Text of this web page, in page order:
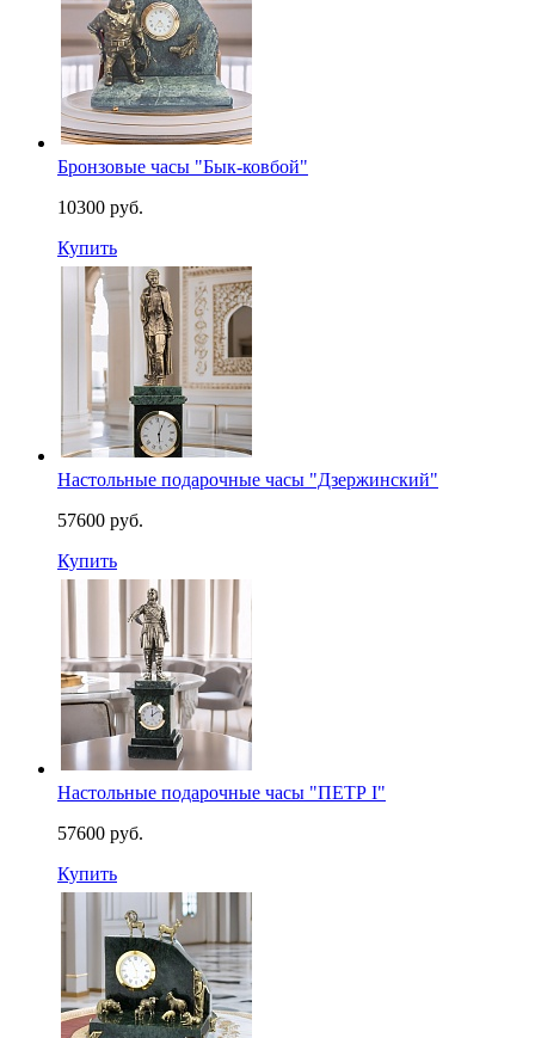
Бронзовые часы "Бык-ковбой"
10300 руб.
Купить
Настольные подарочные часы "Дзержинский"
57600 руб.
Купить
Настольные подарочные часы "ПЕТР I"
57600 руб.
Купить